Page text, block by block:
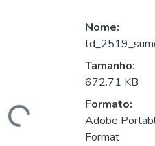
Nome:
Tamanho:
672.71 KB
Formato:
Adobe
Format